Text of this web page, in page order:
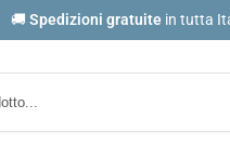
🚚 Spedizioni gratuite in tutta